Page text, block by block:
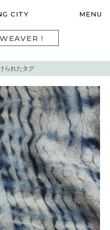
MENU
CITY
!
られたタグ